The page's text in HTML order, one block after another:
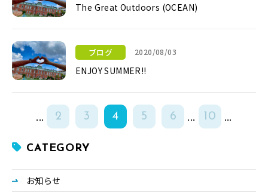
The Great Outdoors (OCEAN)
ブログ 2020/08/03
ENJOY SUMMER!!
... 2 3 4 5 6 ... 10 ...
CATEGORY
お知らせ